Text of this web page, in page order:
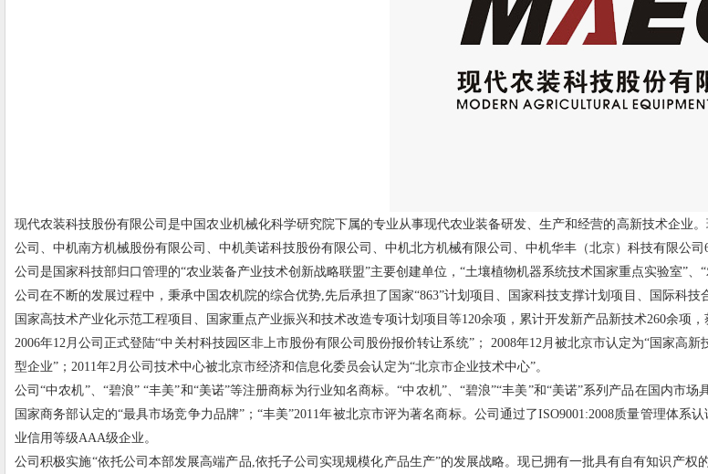
现代农装科技股份有限公司是中国农业机械化科学研究院下属的专业从事现代农业装备研发、生产和经营的高新技术企业
公司、中机南方机械股份有限公司、中机美诺科技股份有限公司、中机北方机械有限公司、中机华丰（北京）科技有限公司
公司是国家科技部归口管理的“农业装备产业技术创新战略联盟”主要创建单位，“土壤植物机器系统技术国家重点实验室”
公司在不断的发展过程中，秉承中国农机院的综合优势,先后承担了国家“863”计划项目、国家科技支撑计划项目、国际科
国家高技术产业化示范工程项目、国家重点产业振兴和技术改造专项计划项目等120余项，累计开发新产品新技术260余项
2006年12月公司正式登陆“中关村科技园区非上市股份有限公司股份报价转让系统”； 2008年12月被北京市认定为“国家高
型企业”；2011年2月公司技术中心被北京市经济和信息化委员会认定为“北京市企业技术中心”。
公司“中农机”、“碧浪” “丰美”和“美诺”等注册商标为行业知名商标。“中农机”、“碧浪”“丰美”和“美诺”系列产品在国内
国家商务部认定的“最具市场竞争力品牌”；“丰美”2011年被北京市评为著名商标。公司通过了ISO9001:2008质量管理体
业信用等级AAA级企业。
公司积极实施“依托公司本部发展高端产品,依托子公司实现规模化产品生产”的发展战略。现已拥有一批具有自有知识产